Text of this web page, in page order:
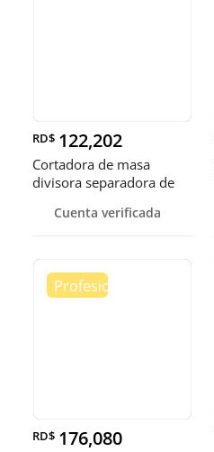
RD$ 122,202
Cortadora de masa
divisora separadora de
Cuenta verificada
RD$ 176,080